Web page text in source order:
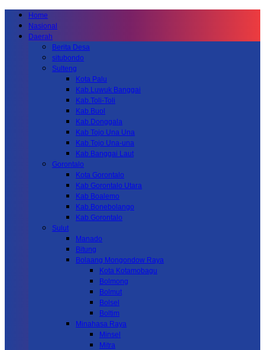
Home
Nasional
Daerah
Berita Desa
situbondo
Sulteng
Kota Palu
Kab.Luwuk Banggai
Kab.Toli-Toli
Kab.Buol
Kab.Donggala
Kab Tojo Una Una
Kab.Tojo Una-una
Kab.Banggai Laut
Gorontalo
Kota Gorontalo
Kab Gorontalo Utara
Kab Boalemo
Kab.Bonebolango
Kab.Gorontalo
Sulut
Manado
Bitung
Bolaang Mongondow Raya
Kota Kotamobagu
Bolmong
Bolmut
Bolsel
Boltim
Minahasa Raya
Minsel
Mitra